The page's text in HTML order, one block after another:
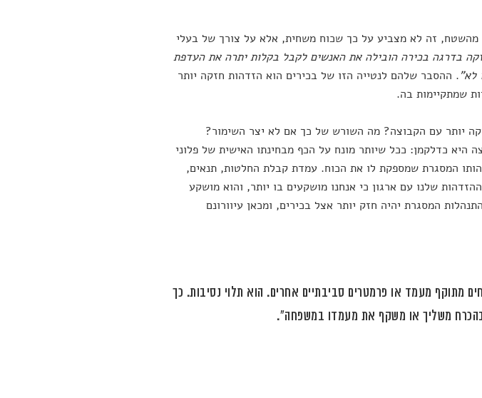
מהשטח, זה לא מצביע על כך שכוח משחית, אלא על צורך של בעלי
בדרגה בכירה הובילה את האנשים לקבל בקלות יתרה את העדפת
לא". ההסבר שלהם לנטייה הזו של בכירים הוא הזדהות חזקה יותר
שמתקיימות בה.
יותר עם הקבוצה? מה השורש של כך אם לא יצר השימור?
היא כדלקמן: ככל שיותר מונח על הכף מבחינתו האישית של פלוני
המסגרת שמספקת לו את הכוח. עמדת קבלת החלטות, תנאים,
שלנו עם ארגון כי אנחנו מושקעים בו יותר, והוא מושקע
המסגרת יהיה חזק יותר אצל בכירים, ומכאן עיוורונם
מתוקף מעמד או פרמטרים סביבתיים אחרים. הוא תלוי נסיבות. כך
משליך או משקף את מעמדו במשפחה".